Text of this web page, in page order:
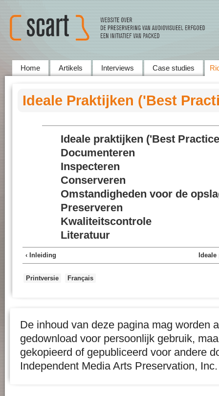
Home Artikels Interviews Case studies
Ideale Praktijken ('Best
Ideale praktijken ('Best
Documenteren
Inspecteren
Conserveren
Omstandigheden voor de
Preserveren
Kwaliteitscontrole
Literatuur
‹ Inleiding
Printversie Français
De inhoud van deze pagina mag worden
gedownload voor persoonlijk gebruik,
gekopieerd of gepubliceerd voor andere
Independent Media Arts Preservation, Inc.